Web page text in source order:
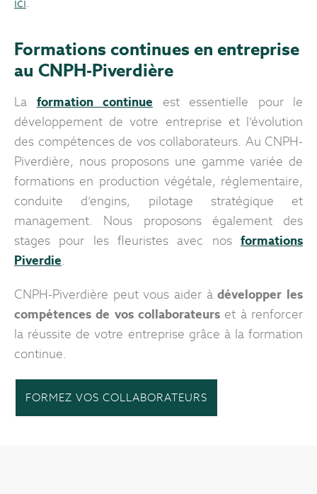
Formations continues en entreprise
au CNPH-Piverdière
La formation continue est essentielle pour le
développement de votre entreprise et l’évolution
des compétences de vos collaborateurs. Au CNPH-
Piverdière, nous proposons une gamme variée de
formations en production végétale, réglementaire,
conduite d’engins, pilotage stratégique et
management. Nous proposons également des
stages pour les fleuristes avec nos formations
Piverdie.
CNPH-Piverdière peut vous aider àdévelopper les
compétences de vos collaborateurs et à renforcer
la réussite de votre entreprise grâce à la formation
continue.
FORMEZ VOS COLLABORATEURS